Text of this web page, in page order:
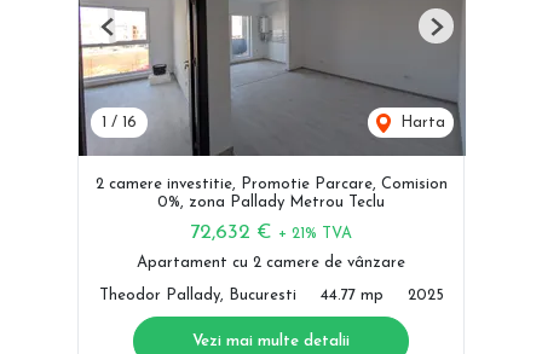
1 / 16 Harta
Previous Next
2 camere investitie, Promotie Parcare, Comision
0%, zona Pallady Metrou Teclu
72,632 € + 21% TVA
Apartament cu 2 camere de vânzare
Theodor Pallady, Bucuresti 44.77 mp 2025
Vezi mai multe detalii